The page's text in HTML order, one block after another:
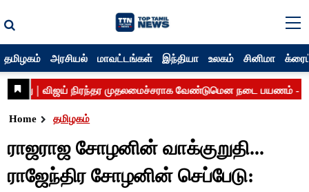
தமிழகம் அரசியல் மாவட்டங்கள் இந்தியா உலகம் சினிமா
Home தமிழகம்
ராஜராஜ சோழனின் வாக்குறுதி...
ராஜேந்திர சோழனின் செப்பேடு: